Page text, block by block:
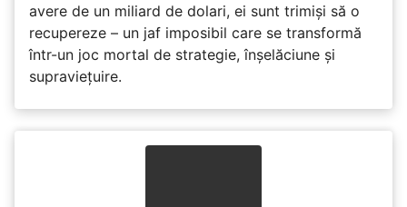
avere de un miliard de dolari, ei sunt trimiși să o
recupereze – un jaf imposibil care se transformă
într-un joc mortal de strategie, înșelăciune și
supraviețuire.